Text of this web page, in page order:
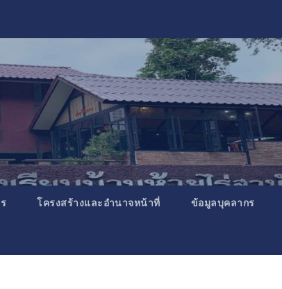
โครงสร้างและอำนาจหน้าที่ ข้อมูลบุคลากร